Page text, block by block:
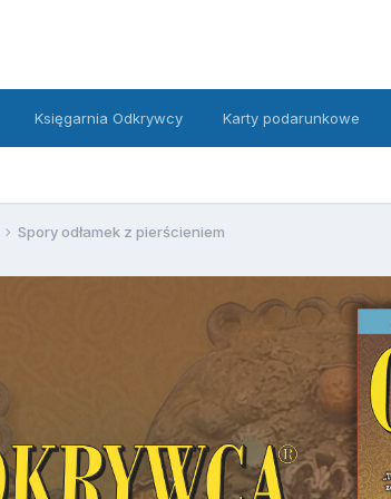
Księgarnia Odkrywcy Karty podarunkowe
Spory odłamek z pierścieniem